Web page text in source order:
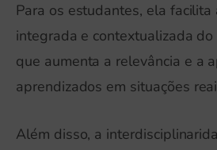
Para os estudantes, ela facilita
integrada e contextualizada do
que aumenta a relevância e a
aprendizados em situações
Além disso, a